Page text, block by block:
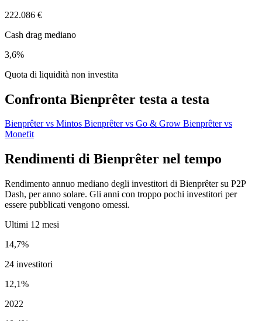
222.086 €
Cash drag mediano
3,6%
Quota di liquidità non investita
Confronta Bienprêter testa a testa
Bienprêter vs Mintos Bienprêter vs Go & Grow Bienprêter vs
Monefit
Rendimenti di Bienprêter nel tempo
Rendimento annuo mediano degli investitori di Bienprêter su P2P
Dash, per anno solare. Gli anni con troppo pochi investitori per
essere pubblicati vengono omessi.
Ultimi 12 mesi
14,7%
24 investitori
12,1%
2022